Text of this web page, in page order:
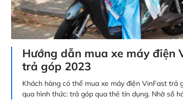
Hướng dẫn mua xe máy điện
trả góp 2023
Khách hàng có thể mua xe máy điện VinFast trả
qua hình thức: trả góp qua thẻ tín dụng. Nhờ số